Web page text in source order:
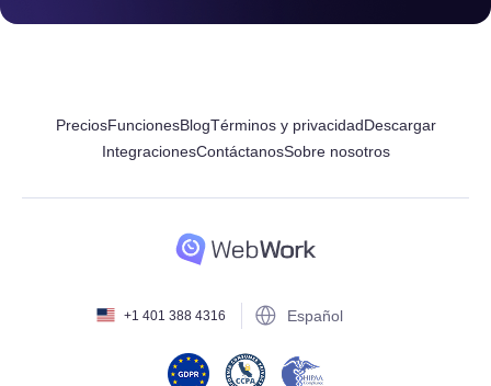
PreciosFuncionesBlogTérminos y privacidadDescargar
IntegracionesContáctanosSobre nosotros
+1 401 388 4316 Español